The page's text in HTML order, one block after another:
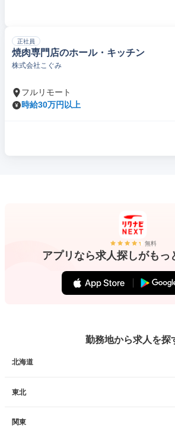
正社員
焼肉専門店のホール・キッチン
株式会社こぐみ
フルリモート
時給30万円以上
無料
アプリなら求人探しがもっ
勤務地から求人を探
北海道
東北
関東